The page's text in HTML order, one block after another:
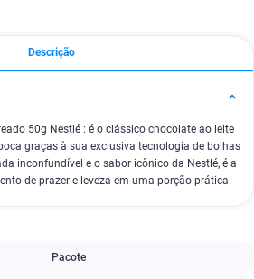
Descrição
50g Nestlé : é o clássico chocolate ao leite
graças à sua exclusiva tecnologia de bolhas
inconfundível e o sabor icônico da Nestlé, é a
de prazer e leveza em uma porção prática.
Pacote